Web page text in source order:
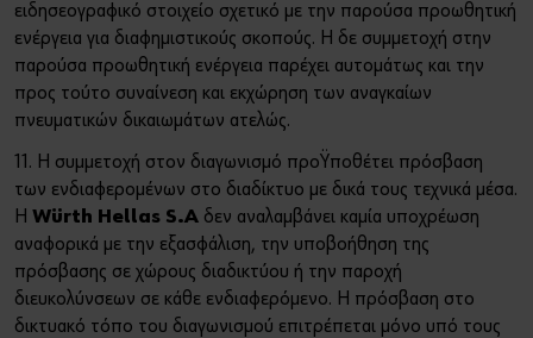
ειδησεογραφικό στοιχείο σχετικό με την παρούσα προωθητική
ενέργεια για διαφημιστικούς σκοπούς. Η δε συμμετοχή στην
παρούσα προωθητική ενέργεια παρέχει αυτομάτως και την
προς τούτο συναίνεση και εκχώρηση των αναγκαίων
πνευματικών δικαιωμάτων ατελώς.
11. Η συμμετοχή στον διαγωνισμό προϋποθέτει πρόσβαση
των ενδιαφερομένων στο διαδίκτυο με δικά τους τεχνικά μέσα.
H Würth Hellas S.A δεν αναλαμβάνει καμία υποχρέωση
αναφορικά με την εξασφάλιση, την υποβοήθηση της
πρόσβασης σε χώρους διαδικτύου ή την παροχή
διευκολύνσεων σε κάθε ενδιαφερόμενο. Η πρόσβαση στο
δικτυακό τόπο του διαγωνισμού επιτρέπεται μόνο υπό τους